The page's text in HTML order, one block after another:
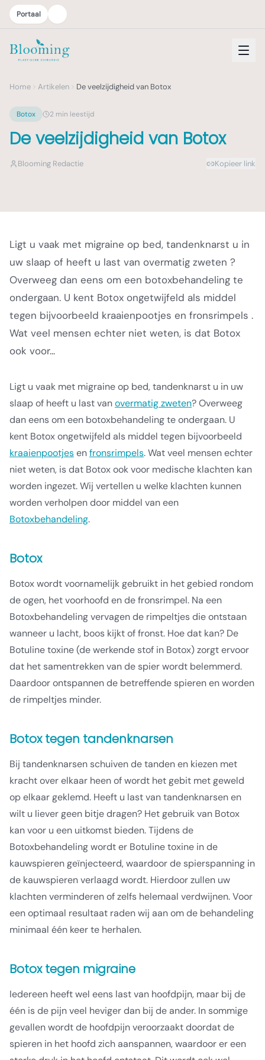
Portaal
Home Artikelen De veelzijdigheid van Botox
Botox 2 min leestijd
De veelzijdigheid van Botox
Blooming Redactie Kopieer link
Ligt u vaak met migraine op bed, tandenknarst u in
uw slaap of heeft u last van overmatig zweten ?
Overweeg dan eens om een botoxbehandeling te
ondergaan. U kent Botox ongetwijfeld als middel
tegen bijvoorbeeld kraaienpootjes en fronsrimpels .
Wat veel mensen echter niet weten, is dat Botox
ook voor...
Ligt u vaak met migraine op bed, tandenknarst u in uw
slaap of heeft u last vanovermatig zweten? Overweeg
dan eens om een botoxbehandeling te ondergaan. U
kent Botox ongetwijfeld als middel tegen bijvoorbeeld
kraaienpootjesenfronsrimpels. Wat veel mensen echter
niet weten, is dat Botox ook voor medische klachten kan
worden ingezet. Wij vertellen u welke klachten kunnen
worden verholpen door middel van een
Botoxbehandeling.
Botox
Botox wordt voornamelijk gebruikt in het gebied rondom
de ogen, het voorhoofd en de fronsrimpel. Na een
Botoxbehandeling vervagen de rimpeltjes die ontstaan
wanneer u lacht, boos kijkt of fronst. Hoe dat kan? De
Botuline toxine (de werkende stof in Botox) zorgt ervoor
dat het samentrekken van de spier wordt belemmerd.
Daardoor ontspannen de betreffende spieren en worden
de rimpeltjes minder.
Botox tegen tandenknarsen
Bij tandenknarsen schuiven de tanden en kiezen met
kracht over elkaar heen of wordt het gebit met geweld
op elkaar geklemd. Heeft u last van tandenknarsen en
wilt u liever geen bitje dragen? Het gebruik van Botox
kan voor u een uitkomst bieden. Tijdens de
Botoxbehandeling wordt er Botuline toxine in de
kauwspieren geïnjecteerd, waardoor de spierspanning in
de kauwspieren verlaagd wordt. Hierdoor zullen uw
klachten verminderen of zelfs helemaal verdwijnen. Voor
een optimaal resultaat raden wij aan om de behandeling
minimaal één keer te herhalen.
Botox tegen migraine
Iedereen heeft wel eens last van hoofdpijn, maar bij de
één is de pijn veel heviger dan bij de ander. In sommige
gevallen wordt de hoofdpijn veroorzaakt doordat de
spieren in het hoofd zich aanspannen, waardoor er een